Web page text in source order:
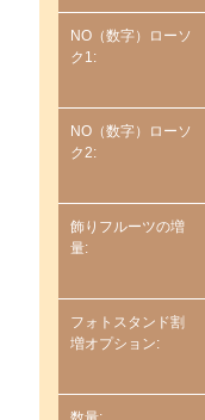
NO（数字）ローソ
ク1:
NO（数字）ローソ
ク2:
飾りフルーツの増
量:
フォトスタンド割
増オプション: